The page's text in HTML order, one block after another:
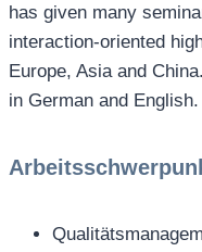
has given many
interaction-oriented
Europe, Asia and
in German and English.